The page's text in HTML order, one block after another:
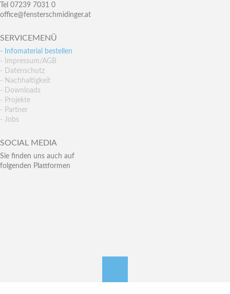
Tel 07239 7031 0
office@fensterschmidinger.at
SERVICEMENÜ
- Infomaterial bestellen
- Impressum/AGB
- Datenschutz
- Nachhaltigkeit
- Downloads
- Projekte
- Partner
- Jobs
SOCIAL MEDIA
Sie finden uns auch auf
folgenden Plattformen